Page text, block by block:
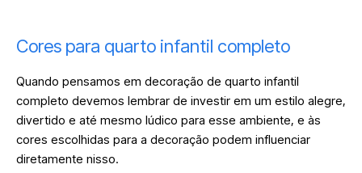
Cores para quarto infantil completo
Quando pensamos em decoração de quarto infantil
completo devemos lembrar de investir em um estilo alegre,
divertido e até mesmo lúdico para esse ambiente, e às
cores escolhidas para a decoração podem influenciar
diretamente nisso.